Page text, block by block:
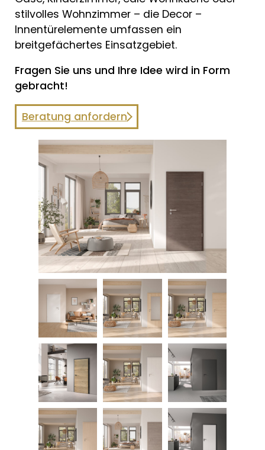
stilvolles Wohnzimmer – die Decor –
Innentürelemente umfassen ein
breitgefächertes Einsatzgebiet.
Fragen Sie uns und Ihre Idee wird in Form
gebracht!
Beratung anfordern